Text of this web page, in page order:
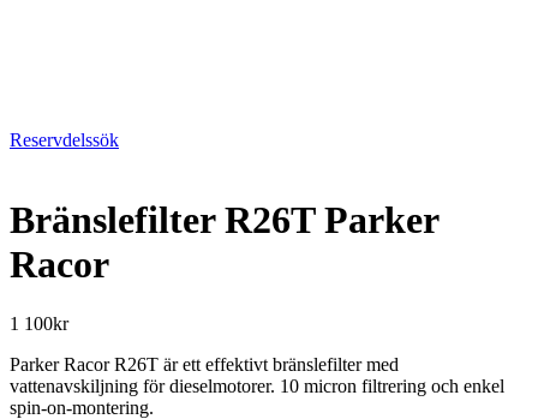
Reservdelssök
Bränslefilter R26T Parker
Racor
1 100kr
Parker Racor R26T är ett effektivt bränslefilter med
vattenavskiljning för dieselmotorer. 10 micron filtrering och enkel
spin-on-montering.